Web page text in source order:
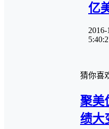
亿
2016-
猜你喜
聚美
绩大